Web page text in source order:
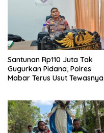
Santunan Rp110 Juta Tak
Gugurkan Pidana, Polres
Mabar Terus Usut Tewasnya